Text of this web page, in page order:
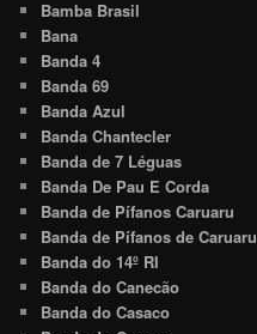
Bamba Brasil
Bana
Banda 4
Banda 69
Banda Azul
Banda Chantecler
Banda de 7 Léguas
Banda De Pau E Corda
Banda de Pífanos Caruaru
Banda de Pífanos de Caruaru
Banda do 14º RI
Banda do Canecão
Banda do Casaco